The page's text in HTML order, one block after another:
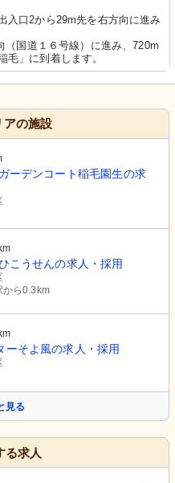
入口2から29m先を右方向に進み
（国道１６号線）に進み、720m
毛」に到着します。
アの施設
ーデンコート稲毛園生の求
こうせんの求人・採用
から0.3km
ーそよ風の求人・採用
見る
る求人